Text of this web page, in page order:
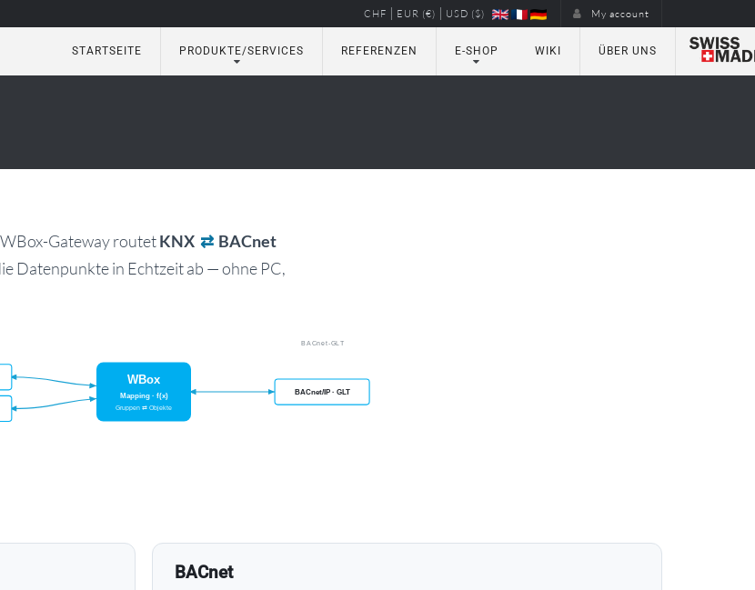
CHF | EUR (€) | USD ($) My account
STARTSEITE PRODUKTE/SERVICES REFERENZEN E-SHOP WIKI ÜBER UNS
Gateway routetKNX ⇄ BACnet
Datenpunkte in Echtzeit ab — ohne PC,
BACnet